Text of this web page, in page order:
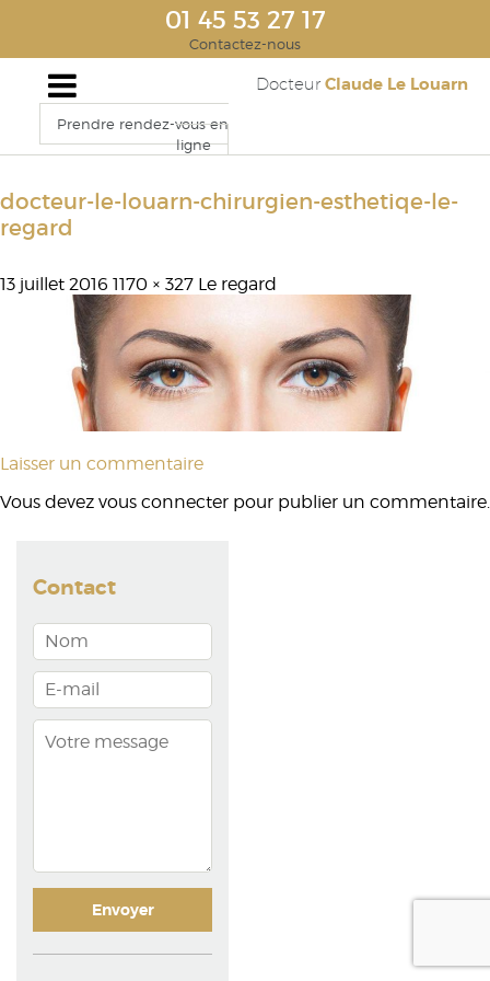
01 45 53 27 17
Contactez-nous
Docteur Claude Le Louarn
Prendre rendez-vous en
ligne
docteur-le-louarn-chirurgien-esthetiqe-le-
regard
13 juillet 2016 1170 × 327 Le regard
Laisser un commentaire
Vous devez vous connecter pour publier un commentaire.
Contact